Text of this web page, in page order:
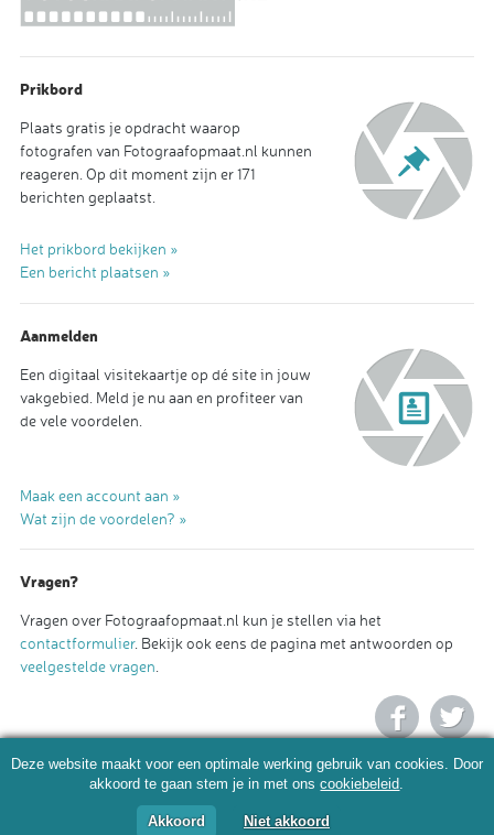
Prikbord
Plaats gratis je opdracht waarop
fotografen van Fotograafopmaat.nl kunnen
reageren. Op dit moment zijn er 171
berichten geplaatst.
Het prikbord bekijken »
Een bericht plaatsen »
Aanmelden
Een digitaal visitekaartje op dé site in jouw
vakgebied. Meld je nu aan en profiteer van
de vele voordelen.
Maak een account aan »
Wat zijn de voordelen? »
Vragen?
Vragen over Fotograafopmaat.nl kun je stellen via het
contactformulier. Bekijk ook eens de pagina met antwoorden op
veelgestelde vragen
© 2026 Fotograafopmaat.nl | Algemene voorwaarden
Deze website maakt voor een optimale werking gebruik van cookies. Door
akkoord te gaan stem je in met onscookiebeleid.
Akkoord Niet akkoord